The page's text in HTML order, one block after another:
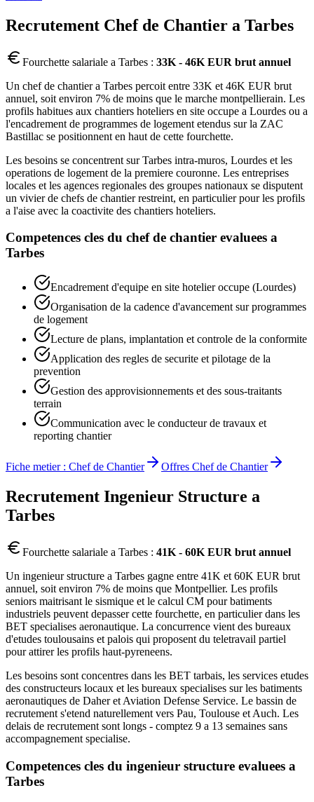
Recrutement Chef de Chantier a Tarbes
Fourchette salariale a Tarbes : 33K - 46K EUR brut annuel
Un chef de chantier a Tarbes percoit entre 33K et 46K EUR brut
annuel, soit environ 7% de moins que le marche montpellierain. Les
profils habitues aux chantiers hoteliers en site occupe a Lourdes ou a
l'encadrement de programmes de logement etendus sur la ZAC
Bastillac se positionnent en haut de cette fourchette.
Les besoins se concentrent sur Tarbes intra-muros, Lourdes et les
operations de logement de la premiere couronne. Les entreprises
locales et les agences regionales des groupes nationaux se disputent
un vivier de chefs de chantier restreint, en particulier pour les profils
a l'aise avec la coactivite des chantiers hoteliers.
Competences cles du chef de chantier evaluees a
Tarbes
Encadrement d'equipe en site hotelier occupe (Lourdes)
Organisation de la cadence d'avancement sur programmes
de logement
Lecture de plans, implantation et controle de la conformite
Application des regles de securite et pilotage de la
prevention
Gestion des approvisionnements et des sous-traitants
terrain
Communication avec le conducteur de travaux et
reporting chantier
Fiche metier : Chef de Chantier Offres Chef de Chantier
Recrutement Ingenieur Structure a
Tarbes
Fourchette salariale a Tarbes : 41K - 60K EUR brut annuel
Un ingenieur structure a Tarbes gagne entre 41K et 60K EUR brut
annuel, soit environ 7% de moins que Montpellier. Les profils
seniors maitrisant le sismique et le calcul CM pour batiments
industriels peuvent depasser cette fourchette, en particulier dans les
BET specialises aeronautique. La concurrence vient des bureaux
d'etudes toulousains et palois qui proposent du teletravail partiel
pour attirer les profils haut-pyreneens.
Les besoins sont concentres dans les BET tarbais, les services etudes
des constructeurs locaux et les bureaux specialises sur les batiments
aeronautiques de Daher et Aviation Defense Service. Le bassin de
recrutement s'etend naturellement vers Pau, Toulouse et Auch. Les
delais de recrutement sont longs - comptez 9 a 13 semaines sans
accompagnement specialise.
Competences cles du ingenieur structure evaluees a
Tarbes